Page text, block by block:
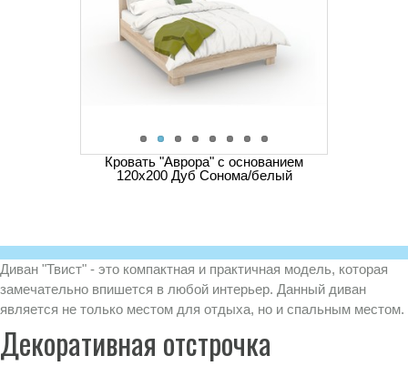
Кровать "Аврора" с основанием
120х200 Дуб Сонома/белый
Диван "Твист" - это компактная и практичная модель, которая
замечательно впишется в любой интерьер. Данный диван
является не только местом для отдыха, но и спальным местом.
Декоративная отстрочка